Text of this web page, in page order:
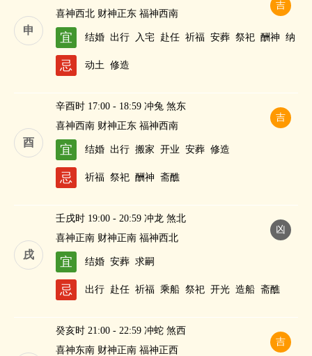
申
吉
喜神西北 财神正东 福神西南
宜 结婚 出行 入宅 赴任 祈福 安葬 祭祀 酬神 纳
财
忌 动土 修造
酉
吉
辛酉时 17:00 - 18:59 冲兔 煞东
喜神西南 财神正东 福神西南
宜 结婚 出行 搬家 开业 安葬 修造
忌 祈福 祭祀 酬神 斋醮
戌
凶
壬戌时 19:00 - 20:59 冲龙 煞北
喜神正南 财神正南 福神西北
宜 结婚 安葬 求嗣
忌 出行 赴任 祈福 乘船 祭祀 开光 造船 斋醮
吉
癸亥时 21:00 - 22:59 冲蛇 煞西
喜神东南 财神正南 福神正西